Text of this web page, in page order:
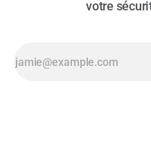
votre